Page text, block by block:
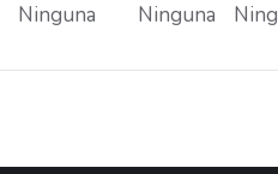
Ninguna Ninguna